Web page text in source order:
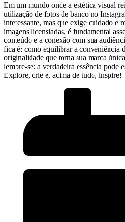
Em um mundo onde⁣ a estética ‍visual
utilização de fotos ⁢de banco no
interessante, mas ⁣que ⁢exige cuidado‍ e
imagens licensiadas, ⁤é⁣ fundamental⁣
‍conteúdo ⁣e ⁤a conexão com ⁢sua‍
fica ⁢é: como⁤ equilibrar a conveniência
originalidade que ​torna​ sua marca
lembre-se:‍ a⁤ verdadeira essência⁢ pode⁢
‌Explore, crie e, acima de tudo, inspire!